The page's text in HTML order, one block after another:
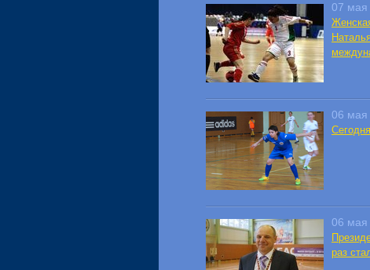
07 мая
06 мая
06 мая
раз